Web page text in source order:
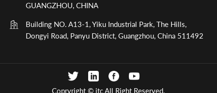
GUANGZHOU, CHINA
Building NO. A13-1, Yiku Industrial Park, The Hills,
Dongyi Road, Panyu District, Guangzhou, China 511492
Copryright © itc All Right Reserved.